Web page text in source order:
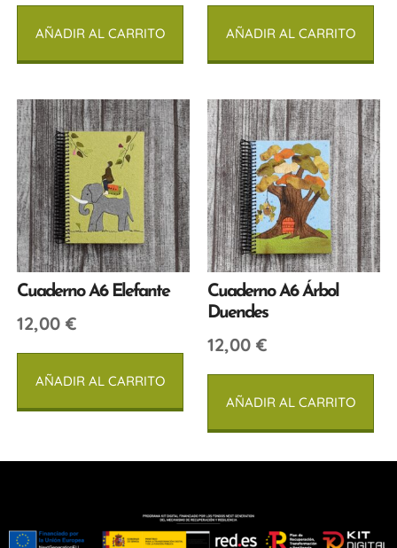
AÑADIR AL CARRITO AÑADIR AL CARRITO
Cuaderno A6 Elefante
12,00 €
AÑADIR AL CARRITO
Cuaderno A6 Árbol
Duendes
12,00 €
AÑADIR AL CARRITO